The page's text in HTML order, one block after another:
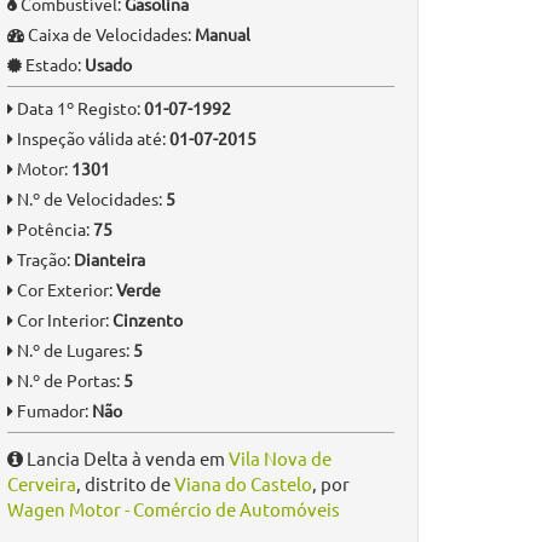
Caixa de Velocidades: Manual
Estado: Usado
Data 1º Registo:01-07-1992
Inspeção válida até:01-07-2015
Motor: 1301
N.º de Velocidades: 5
Potência:75
Tração: Dianteira
Cor Exterior:Verde
Cor Interior:Cinzento
N.º de Lugares: 5
N.º de Portas: 5
Fumador: Não
Lancia Delta à venda em Vila Nova de
Cerveira, distrito deViana do Castelo, por
Wagen Motor - Comércio de Automóveis